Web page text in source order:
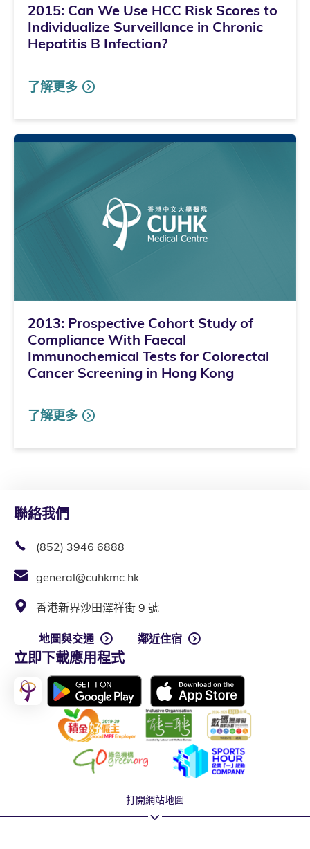
2015: Can We Use HCC Risk Scores to
Individualize Surveillance in Chronic
Hepatitis B Infection?
了解更多
2013: Prospective Cohort Study of
Compliance With Faecal
Immunochemical Tests for Colorectal
Cancer Screening in Hong Kong
了解更多
聯絡我們
(852) 3946 6888
general@cuhkmc.hk
香港新界沙田澤祥街 9 號
地圖與交通 鄰近住宿
立即下載應用程式
打開網站地圖